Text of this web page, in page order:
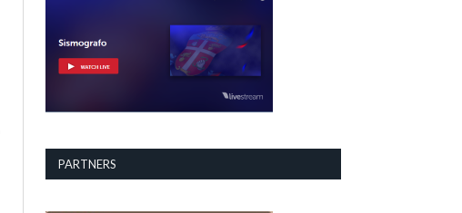
PARTNERS